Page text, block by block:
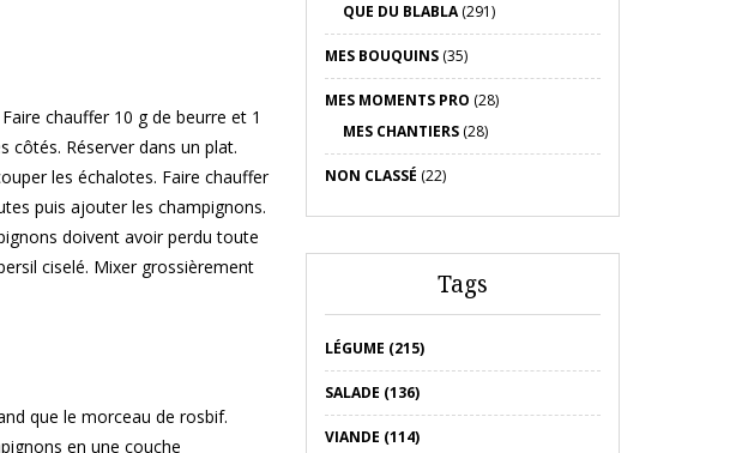
chauffer 10 g de beurre et 1
côtés. Réserver dans un plat.
les échalotes. Faire chauffer
puis ajouter les champignons.
doivent avoir perdu toute
ciselé. Mixer grossièrement
que le morceau de rosbif.
en une couche
QUE DU BLABLA(291)
MES BOUQUINS(35)
MES MOMENTS PRO (28)
MES CHANTIERS(28)
NON CLASSÉ (22)
Tags
LÉGUME (215)
SALADE (136)
VIANDE (114)